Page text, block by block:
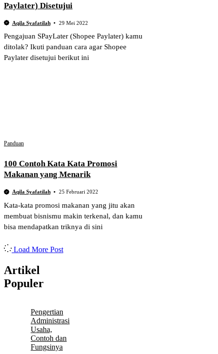
Paylater) Disetujui
Aqila Syafatilah 29 Mei 2022
Pengajuan SPayLater (Shopee Paylater) kamu
ditolak? Ikuti panduan cara agar Shopee
Paylater disetujui berikut ini
Panduan
100 Contoh Kata Kata Promosi
Makanan yang Menarik
Aqila Syafatilah 25 Februari 2022
Kata-kata promosi makanan yang jitu akan
membuat bisnismu makin terkenal, dan kamu
bisa mendapatkan triknya di sini
Load More Post
Artikel
Populer
Pengertian
Administrasi
Usaha,
Contoh dan
Fungsinya